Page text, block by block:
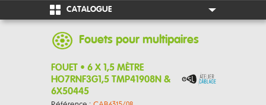
+
CATALOGUE
Fouets pour multipaires
FOUET • 6 X 1,5 MÈTRE
HO7RNF3G1,5 TMP41908N &
6X50445